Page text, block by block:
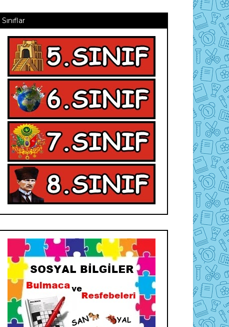
Sınıflar